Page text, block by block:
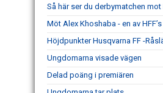
Så här ser du derbymatchen mot
Möt Alex Khoshaba - en av
Höjdpunkter Husqvarna FF -
Ungdomarna visade vägen
Delad poäng i premiären